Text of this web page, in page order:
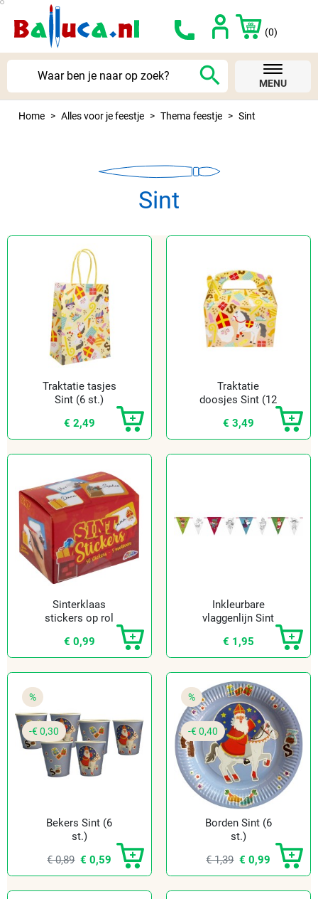
(0)
search MENU
Home Alles voor je feestje Thema feestje Sint
Sint
Traktatie tasjes
Sint (6 st.)
€ 2,49
Traktatie
doosjes Sint (12
€ 3,49
Sinterklaas
stickers op rol
€ 0,99
Inkleurbare
vlaggenlijn Sint
€ 1,95
%
-€ 0,30
Bekers Sint (6
st.)
€ 0,89 € 0,59
%
-€ 0,40
Borden Sint (6
st.)
€ 1,39 € 0,99